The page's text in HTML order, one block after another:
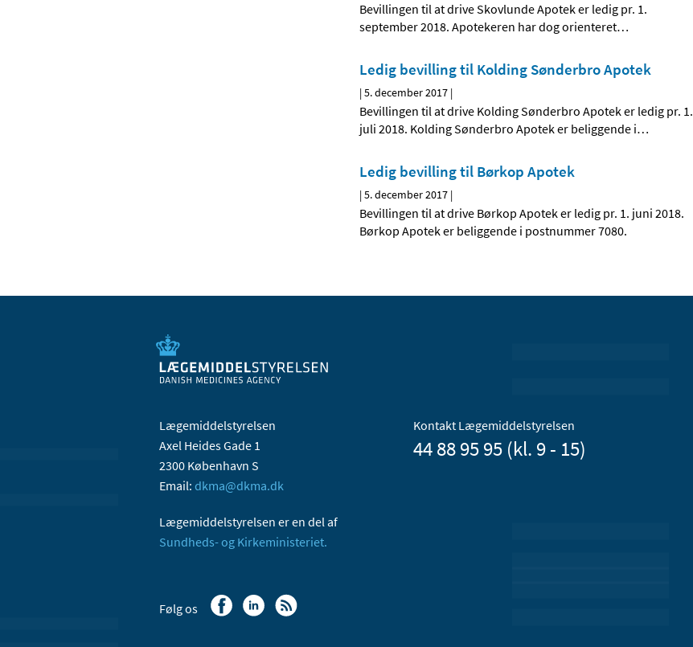
Bevillingen til at drive Skovlunde Apotek er ledig pr. 1.
september 2018. Apotekeren har dog orienteret…
Ledig bevilling til Kolding Sønderbro Apotek
|5. december 2017 |
Bevillingen til at drive Kolding Sønderbro Apotek er ledig pr. 1.
juli 2018. Kolding Sønderbro Apotek er beliggende i…
Ledig bevilling til Børkop Apotek
|5. december 2017 |
Bevillingen til at drive Børkop Apotek er ledig pr. 1. juni 2018.
Børkop Apotek er beliggende i postnummer 7080.
Lægemiddelstyrelsen
Axel Heides Gade 1
2300 København S
Email: dkma@dkma.dk
Lægemiddelstyrelsen er en del af
Sundheds- og Kirkeministeriet.
Kontakt Lægemiddelstyrelsen
44 88 95 95 (kl. 9 - 15)
Følg os